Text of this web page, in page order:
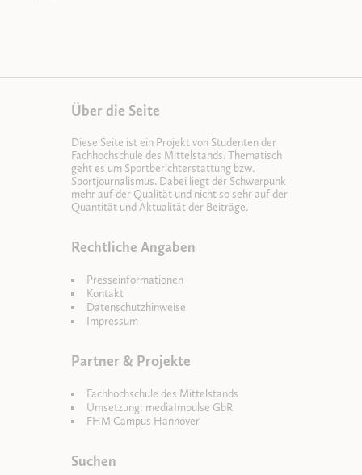
Über die Seite
Diese Seite ist ein Projekt von Studenten der
Fachhochschule des Mittelstands. Thematisch
geht es um Sportberichterstattung bzw.
Sportjournalismus. Dabei liegt der Schwerpunk
mehr auf der Qualität und nicht so sehr auf der
Quantität und Aktualität der Beiträge.
Rechtliche Angaben
Presseinformationen
Kontakt
Datenschutzhinweise
Impressum
Partner & Projekte
Fachhochschule des Mittelstands
Umsetzung: mediaImpulse GbR
FHM Campus Hannover
Suchen